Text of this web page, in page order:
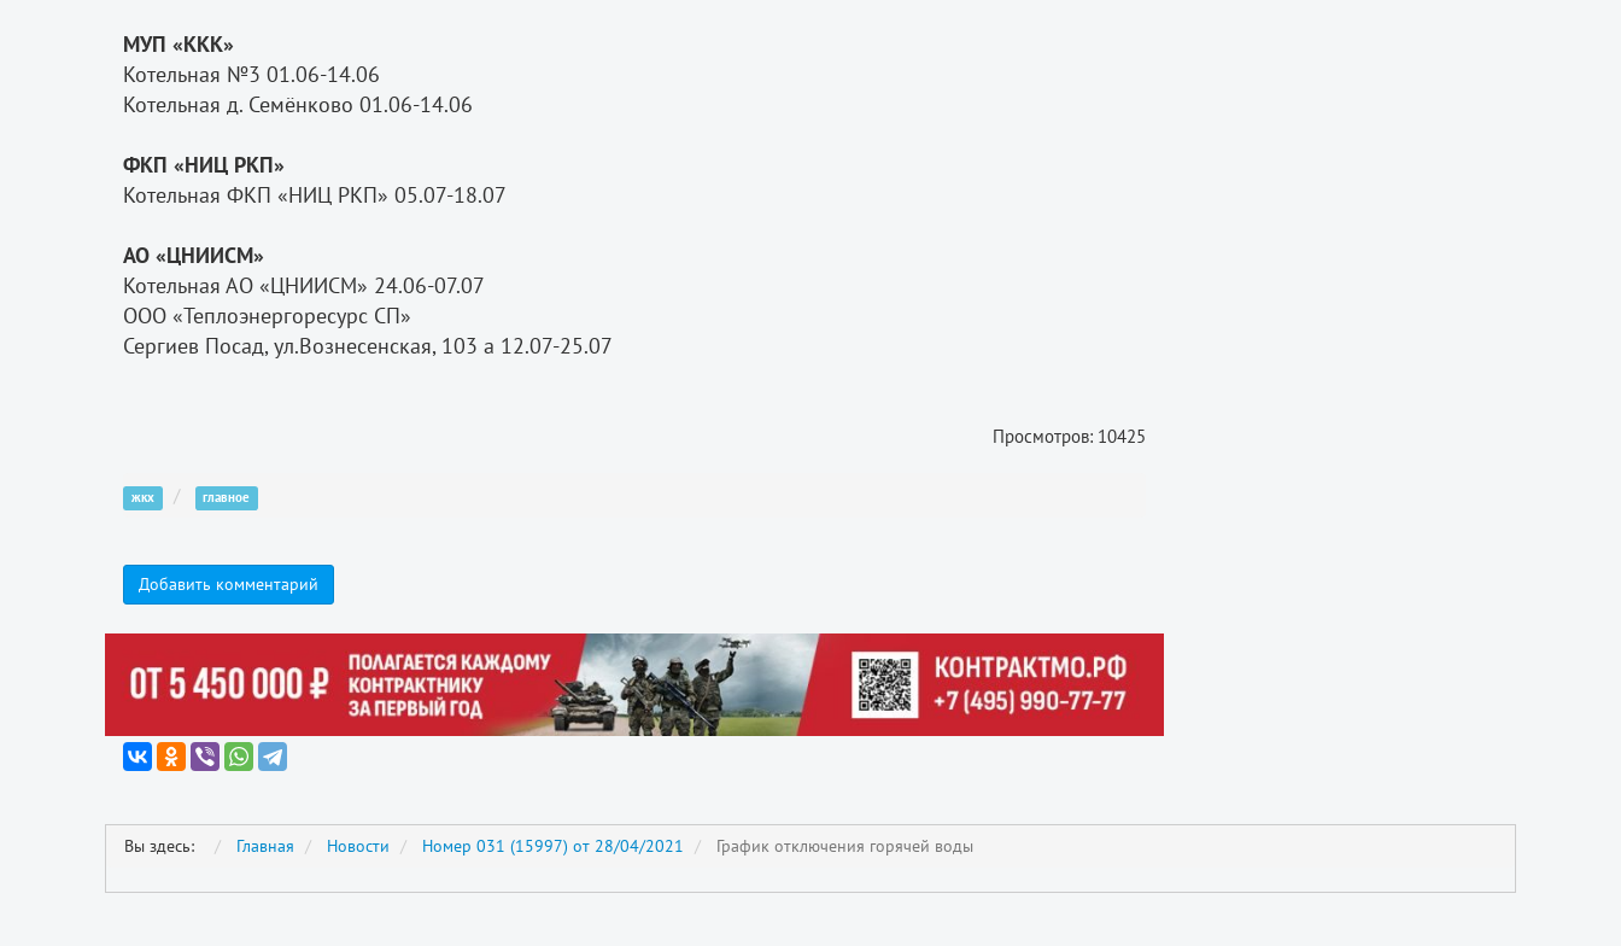
МУП «ККК»
Котельная №3 01.06-14.06
Котельная д. Семёнково 01.06-14.06
ФКП «НИЦ РКП»
Котельная ФКП «НИЦ РКП» 05.07-18.07
АО «ЦНИИСМ»
Котельная АО «ЦНИИСМ» 24.06-07.07
ООО «Теплоэнергоресурс СП»
Сергиев Посад, ул.Вознесенская, 103 а 12.07-25.07
Просмотров: 10425
жкх главное
Добавить комментарий
Вы здесь: Главная Новости Номер 031 (15997) от 28/04/2021 График отключения горячей воды